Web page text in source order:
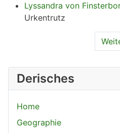
Derisches
Home
Geographie
Lyssandra von
Urkentrutz